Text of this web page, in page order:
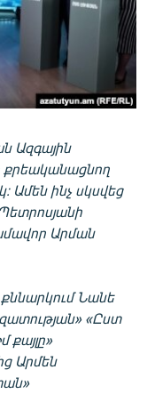
Ազգային
քրեականացնող
Ամեն ինչ սկսվեց
Արման
Նանե
«Ըստ
քայլը»
Արմեն